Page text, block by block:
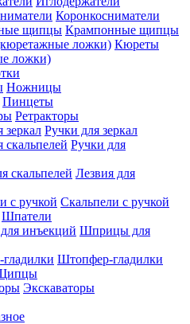
Коронкосниматели
Крампонные щипцы
Кюреты
ложки)
Ножницы
Пинцеты
Ретракторы
Ручки для зеркал
Ручки для
Лезвия для
Скальпели с ручкой
Шпатели
Шприцы для
Штопфер-гладилки
Экскаваторы